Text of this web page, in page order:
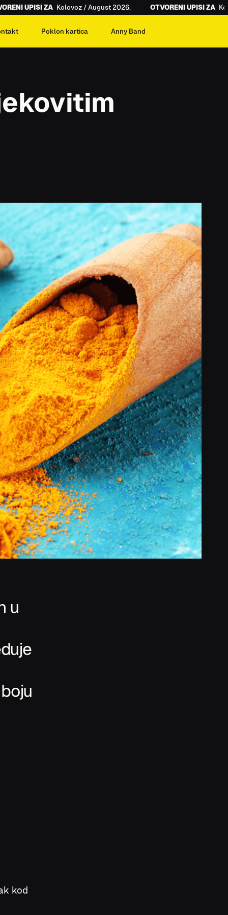
UPISI ZA Kolovoz / August 2026. OTVORENI UPISI ZA
Poklon kartica Anny Band
u
kod